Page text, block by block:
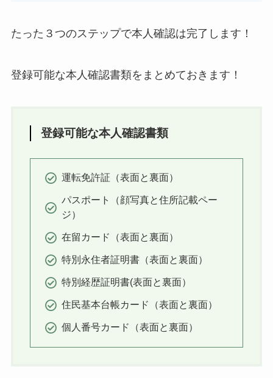
たった３つのステップで本人確認は完了します！
登録可能な本人確認書類をまとめておきます！
登録可能な本人確認書類
運転免許証（表面と裏面）
パスポート（顔写真と住所記載ペー
ジ）
在留カード（表面と裏面）
特別永住者証明書（表面と裏面）
特別経歴証明書(表面と裏面）
住民基本台帳カード（表面と裏面）
個人番号カード（表面と裏面）